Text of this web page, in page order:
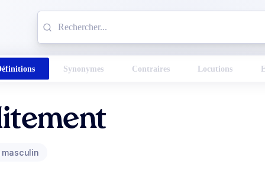
Synonymes Contraires Locutions
masculin